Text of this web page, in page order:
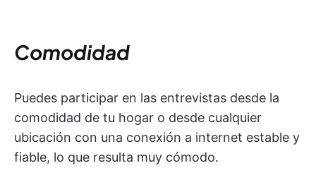
Comodidad
Puedes participar en las entrevistas desde la
comodidad de tu hogar o desde cualquier
ubicación con una conexión a internet estable y
fiable, lo que resulta muy cómodo.